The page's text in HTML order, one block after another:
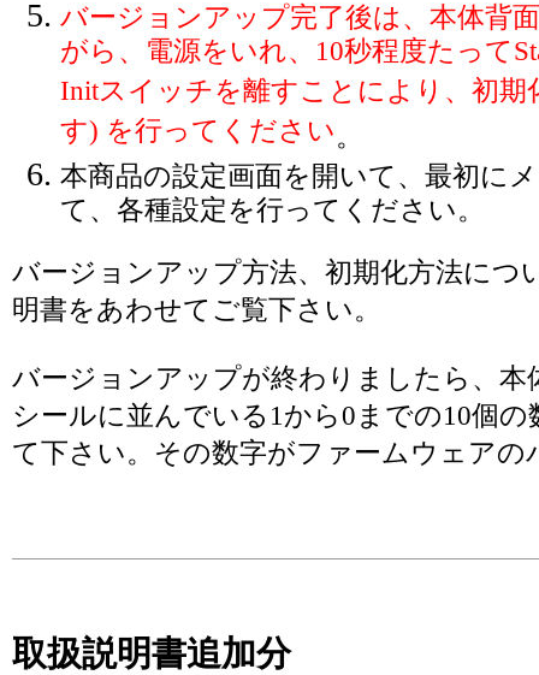
バージョンアップ完了後は、本体背
がら、電源をいれ、10秒程度たって
Initスイッチを離すことにより、初期
す) を行ってください。
本商品の設定画面を開いて、最初に
て、各種設定を行ってください。
バージョンアップ方法、初期化方法につ
明書をあわせてご覧下さい。
バージョンアップが終わりましたら、本
シールに並んでいる1から0までの10個
て下さい。その数字がファームウェアの
取扱説明書追加分